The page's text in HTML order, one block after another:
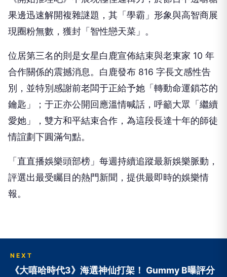
果邊迅速解開複雜謎題，其「學霸」形象與高智商展
現圈粉無數，獲封「智性戀天菜」。
位居第三名的則是女星白鹿宣佈結束與老東家 10 年
合作關係的震撼消息。白鹿發布 816 字長文感性告
別，並特別感謝前老闆于正給予她「轉動命運鎖芯的
鑰匙」；于正亦公開回應溫情喊話，呼籲大眾「繼續
愛她」，雙方和平結束合作，為這段長達十年的師徒
情誼劃下圓滿句點。
「直直播娛樂頭部榜」每週持續追蹤最新娛樂脈動，
評選出最受矚目的熱門新聞，提供最即時的娛樂情
報。
NEXT
《大嘻哈時代3》海選神仙打架！ Gummy B曝評分